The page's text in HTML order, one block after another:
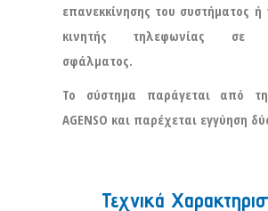
επανεκκίνησης του συστήματος ή
κινητής τηλεφωνίας σε
σφάλματος.
Το σύστημα παράγεται από
AGENSO και παρέχεται εγγύηση
Τεχνικά